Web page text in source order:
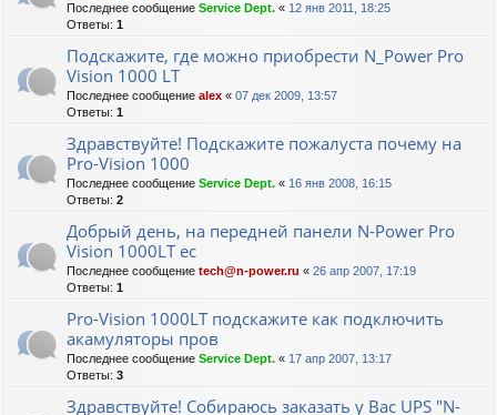
Последнее сообщение Service Dept. « 12 янв 2011, 18:25
Ответы: 1
Подскажите, где можно приобрести N_Power Pro
Vision 1000 LT
Последнее сообщение alex « 07 дек 2009, 13:57
Ответы: 1
Здравствуйте! Подскажите пожалуста почему на
Pro-Vision 1000
Последнее сообщение Service Dept. « 16 янв 2008, 16:15
Ответы: 2
Добрый день, на передней панели N-Power Pro
Vision 1000LT ес
Последнее сообщение tech@n-power.ru « 26 апр 2007, 17:19
Ответы: 1
Pro-Vision 1000LT подскажите как подключить
акамуляторы пров
Последнее сообщение Service Dept. « 17 апр 2007, 13:17
Ответы: 3
Здравствуйте! Собираюсь заказать у Вас UPS "N-